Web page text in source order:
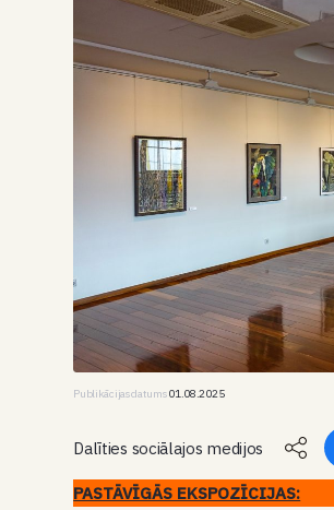
Publikācijas datums01.08.2025
Dalīties sociālajos medijos
PASTĀVĪGĀS EKSPOZĪCIJAS: